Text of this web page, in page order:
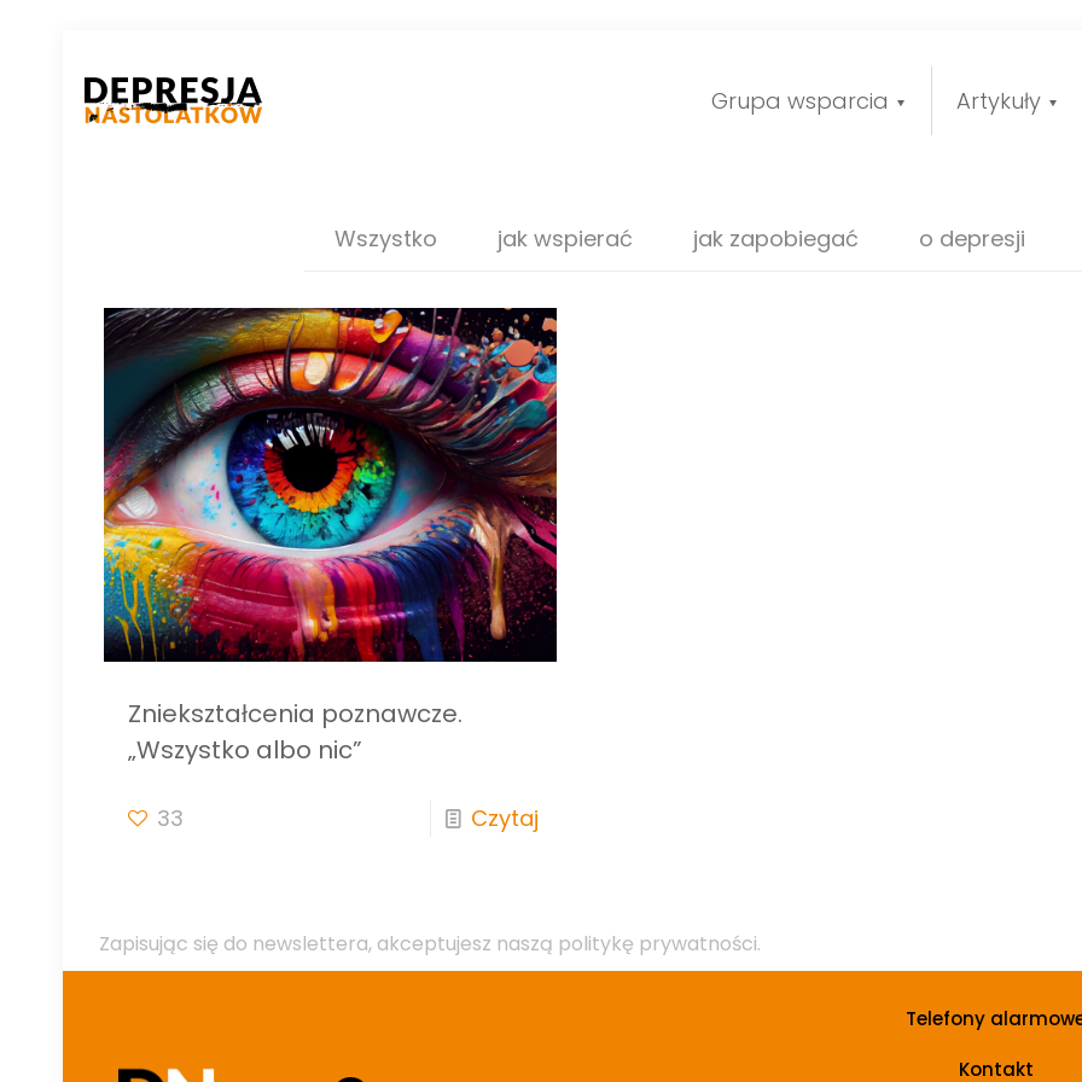
Grupa wsparcia Artykuły
Wszystko jak wspierać jak zapobiegać o depresji
Zniekształcenia poznawcze.
„Wszystko albo nic”
33 Czytaj
Zapisując się do newslettera, akceptujesz naszą politykę prywatności.
Telefony
Kontakt